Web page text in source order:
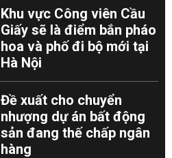
Khu vực Công viên Cầu
Giấy sẽ là điểm bắn pháo
hoa và phố đi bộ mới tại
Hà Nội
Đề xuất cho chuyển
nhượng dự án bất động
sản đang thế chấp ngân
hàng